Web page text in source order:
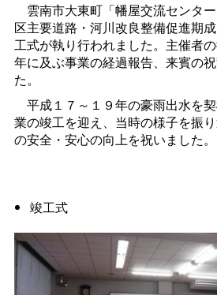
雲南市大東町「幡屋交流センタ
区主要道路・河川改良整備促進期
工式が執り行われました。主催者
年に及ぶ事業の経過報告、来賓の
た。
平成１７～１９年の豪雨出水を
業の竣工を迎え、当時の様子を振
の安全・安心の向上を祝いました。
竣工式